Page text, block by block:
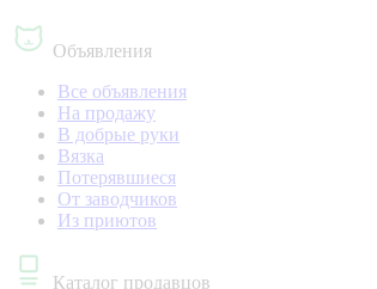
Объявления
Все объявления
На продажу
В добрые руки
Вязка
Потерявшиеся
От заводчиков
Из приютов
Каталог продавцов